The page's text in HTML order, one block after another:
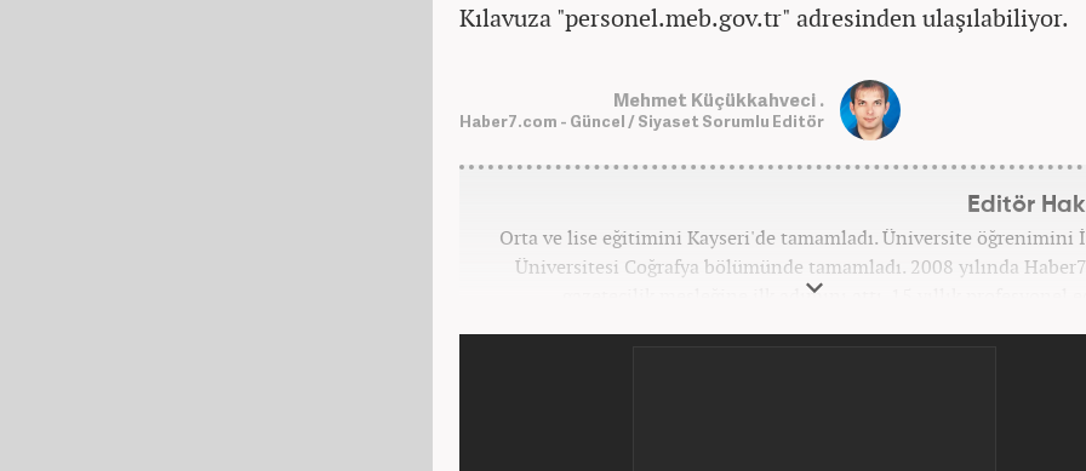
Kılavuza "personel.meb.gov.tr" adresinden ulaşılabiliyor.
Mehmet Küçükkahveci .
Haber7.com - Güncel / Siyaset Sorumlu Editör
Editör
Orta ve lise eğitimini Kayseri'de tamamladı. Üniversite öğrenimini
Üniversitesi Coğrafya bölümünde tamamladı. 2008 yılında
gazetecilik mesleğine ilk adımını attı. 15 yıllık profesyonel